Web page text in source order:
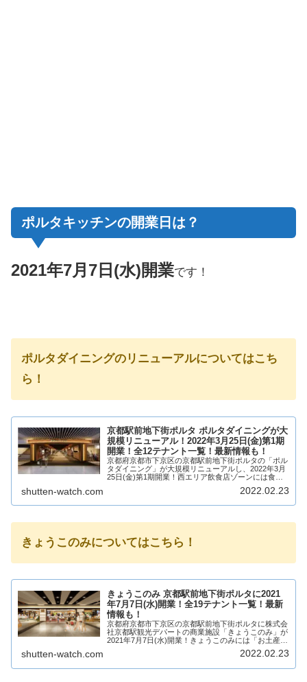
ポルタキッチンの開業日は？
2021年7月7日(水)開業です！
ポルタダイニングのリニューアルについてはこち
ら！
京都駅前地下街ポルタ ポルタダイニングが大
規模リニューアル！2022年3月25日(金)第1期
開業！全12テナント一覧！最新情報も！
京都府京都市下京区の京都駅前地下街ポルタの「ポル
タダイニング」が大規模リニューアルし、2022年3月
25日(金)第1期開業！西エリア飲食店ゾーンには食を
ポルタの西エリア飲食店ゾーンの大規模リ...
shutten-watch.com 2022.02.23
きょうこのみについてはこちら！
きょうこのみ 京都駅前地下街ポルタに2021
年7月7日(水)開業！全19テナント一覧！最新
情報も！
京都府京都市下京区の京都駅前地下街ポルタに株式会
社京都駅観光デパートの商業施設「きょうこのみ」が
2021年7月7日(水)開業！きょうこのみには「お土産」
「デイリーユース」「テイクアウト」の3テーマで和
洋菓子を中心に19店舗が出店！そんな、京...
shutten-watch.com 2022.02.23